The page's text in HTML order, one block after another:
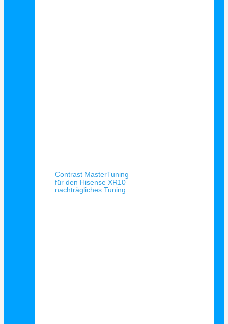
Contrast MasterTuning
für den Hisense XR10 –
nachträgliches Tuning